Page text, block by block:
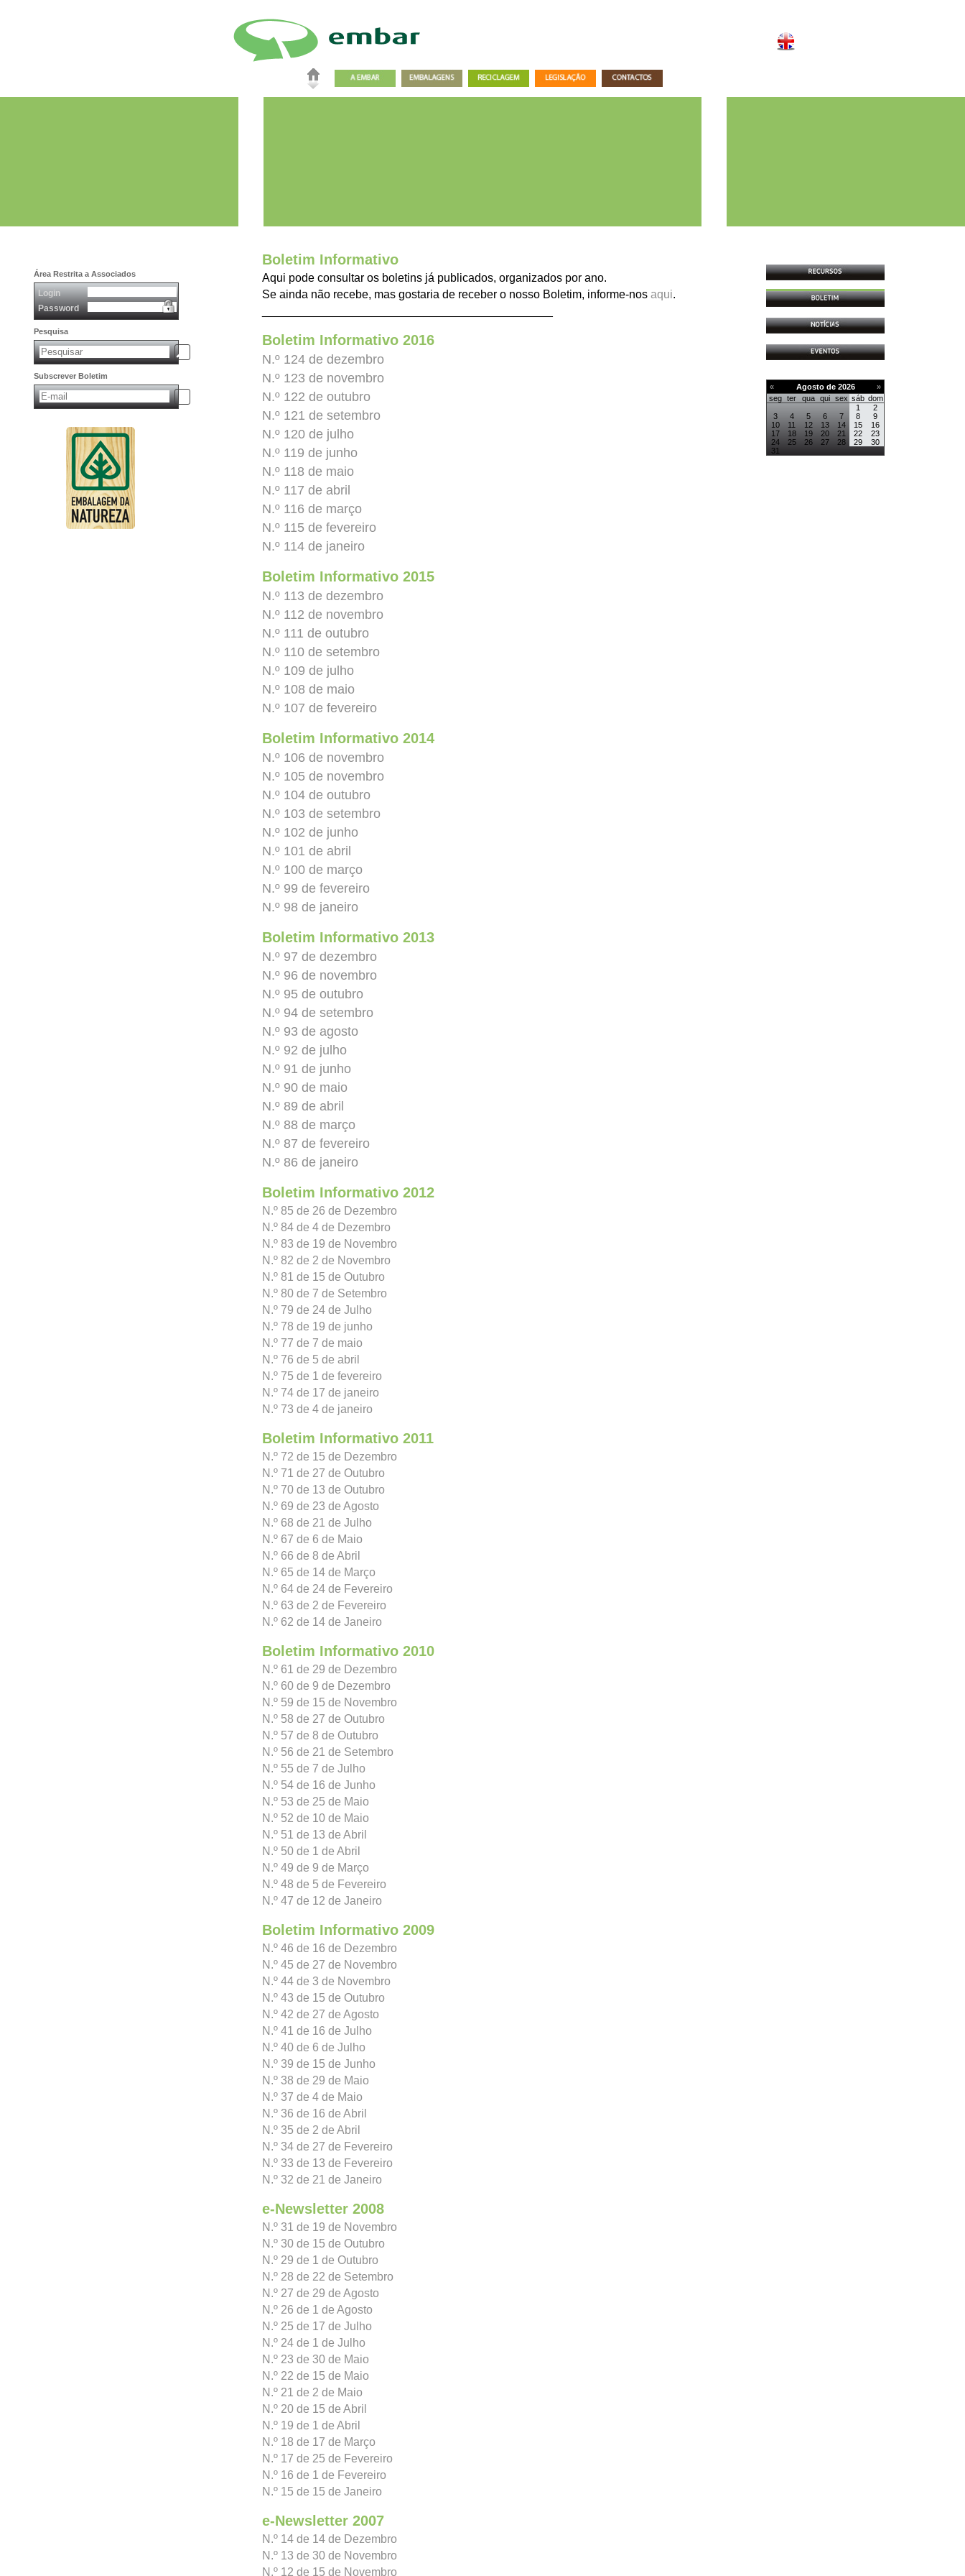
Área Restrita a Associados
Login
Password
Pesquisa
Subscrever Boletim
Boletim Informativo
Aqui pode consultar os boletins já publicados, organizados por ano.
Se ainda não recebe, mas gostaria de receber o nosso Boletim, informe-nos aqui.
Boletim Informativo 2016
N.º 124 de dezembro
N.º 123 de novembro
N.º 122 de outubro
N.º 121 de setembro
N.º 120 de julho
N.º 119 de junho
N.º 118 de maio
N.º 117 de abril
N.º 116 de março
N.º 115 de fevereiro
N.º 114 de janeiro
Boletim Informativo 2015
N.º 113 de dezembro
N.º 112 de novembro
N.º 111 de outubro
N.º 110 de setembro
N.º 109 de julho
N.º 108 de maio
N.º 107 de fevereiro
Boletim Informativo 2014
N.º 106 de novembro
N.º 105 de novembro
N.º 104 de outubro
N.º 103 de setembro
N.º 102 de junho
N.º 101 de abril
N.º 100 de março
N.º 99 de fevereiro
N.º 98 de janeiro
Boletim Informativo 2013
N.º 97 de dezembro
N.º 96 de novembro
N.º 95 de outubro
N.º 94 de setembro
N.º 93 de agosto
N.º 92 de julho
N.º 91 de junho
N.º 90 de maio
N.º 89 de abril
N.º 88 de março
N.º 87 de fevereiro
N.º 86 de janeiro
Boletim Informativo 2012
N.º 85 de 26 de Dezembro
N.º 84 de 4 de Dezembro
N.º 83 de 19 de Novembro
N.º 82 de 2 de Novembro
N.º 81 de 15 de Outubro
N.º 80 de 7 de Setembro
N.º 79 de 24 de Julho
N.º 78 de 19 de junho
N.º 77 de 7 de maio
N.º 76 de 5 de abril
N.º 75 de 1 de fevereiro
N.º 74 de 17 de janeiro
N.º 73 de 4 de janeiro
Boletim Informativo 2011
N.º 72 de 15 de Dezembro
N.º 71 de 27 de Outubro
N.º 70 de 13 de Outubro
N.º 69 de 23 de Agosto
N.º 68 de 21 de Julho
N.º 67 de 6 de Maio
N.º 66 de 8 de Abril
N.º 65 de 14 de Março
N.º 64 de 24 de Fevereiro
N.º 63 de 2 de Fevereiro
N.º 62 de 14 de Janeiro
Boletim Informativo 2010
N.º 61 de 29 de Dezembro
N.º 60 de 9 de Dezembro
N.º 59 de 15 de Novembro
N.º 58 de 27 de Outubro
N.º 57 de 8 de Outubro
N.º 56 de 21 de Setembro
N.º 55 de 7 de Julho
N.º 54 de 16 de Junho
N.º 53 de 25 de Maio
N.º 52 de 10 de Maio
N.º 51 de 13 de Abril
N.º 50 de 1 de Abril
N.º 49 de 9 de Março
N.º 48 de 5 de Fevereiro
N.º 47 de 12 de Janeiro
Boletim Informativo 2009
N.º 46 de 16 de Dezembro
N.º 45 de 27 de Novembro
N.º 44 de 3 de Novembro
N.º 43 de 15 de Outubro
N.º 42 de 27 de Agosto
N.º 41 de 16 de Julho
N.º 40 de 6 de Julho
N.º 39 de 15 de Junho
N.º 38 de 29 de Maio
N.º 37 de 4 de Maio
N.º 36 de 16 de Abril
N.º 35 de 2 de Abril
N.º 34 de 27 de Fevereiro
N.º 33 de 13 de Fevereiro
N.º 32 de 21 de Janeiro
e-Newsletter 2008
N.º 31 de 19 de Novembro
N.º 30 de 15 de Outubro
N.º 29 de 1 de Outubro
N.º 28 de 22 de Setembro
N.º 27 de 29 de Agosto
N.º 26 de 1 de Agosto
N.º 25 de 17 de Julho
N.º 24 de 1 de Julho
N.º 23 de 30 de Maio
N.º 22 de 15 de Maio
N.º 21 de 2 de Maio
N.º 20 de 15 de Abril
N.º 19 de 1 de Abril
N.º 18 de 17 de Março
N.º 17 de 25 de Fevereiro
N.º 16 de 1 de Fevereiro
N.º 15 de 15 de Janeiro
e-Newsletter 2007
N.º 14 de 14 de Dezembro
N.º 13 de 30 de Novembro
N.º 12 de 15 de Novembro
« Agosto de 2026
»
seg
ter qua qui sex sáb dom
1
2
3
4 5 6 7 8
9
10
11 12 13 14 15
16
17
18 19 20 21 22
23
24
25 26 27 28 29
30
31